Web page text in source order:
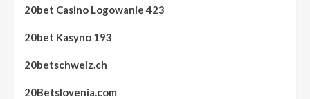
20bet Casino Logowanie 423
20bet Kasyno 193
20betschweiz.ch
20Betslovenia.com